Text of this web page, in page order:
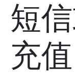
短
充值